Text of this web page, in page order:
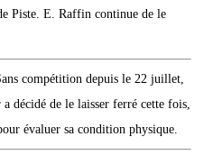
Piste. E. Raffin continue de le
compétition depuis le 22 juillet,
décidé de le laisser ferré cette fois,
évaluer sa condition physique.